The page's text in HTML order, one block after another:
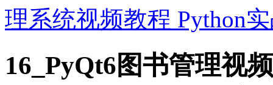
理系统视频教程 Python
16_PyQt6图书管理视